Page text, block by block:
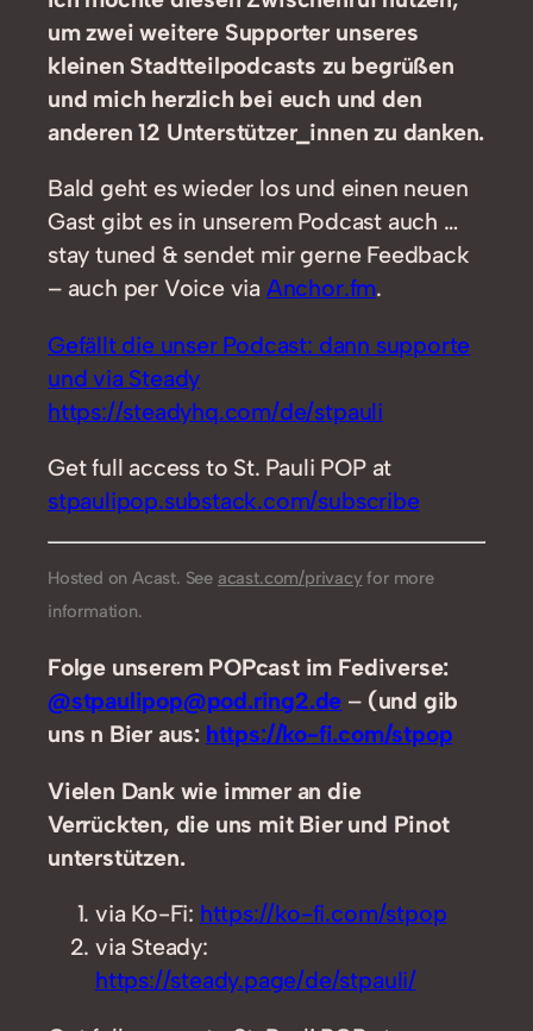
um zwei weitere Supporter unseres
kleinen Stadtteilpodcasts zu begrüßen
und mich herzlich bei euch und den
anderen 12 Unterstützer_innen zu danken.
Bald geht es wieder los und einen neuen
Gast gibt es in unserem Podcast auch …
stay tuned & sendet mir gerne Feedback
– auch per Voice via Anchor.fm.
Gefällt die unser Podcast: dann supporte
und via Steady
https://steadyhq.com/de/stpauli
Get full access to St. Pauli POP at
stpaulipop.substack.com/subscribe
Hosted on Acast. See acast.com/privacy for more
information.
Folge unserem POPcast im Fediverse:
@stpaulipop@pod.ring2.de – (und gib
uns n Bier aus: https://ko-fi.com/stpop
Vielen Dank wie immer an die
Verrückten, die uns mit Bier und Pinot
unterstützen.
via Ko-Fi: https://ko-fi.com/stpop
via Steady:
https://steady.page/de/stpauli/